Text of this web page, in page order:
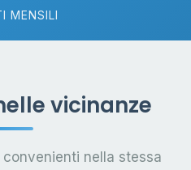
MENSILI
vicinanze
convenienti nella stessa